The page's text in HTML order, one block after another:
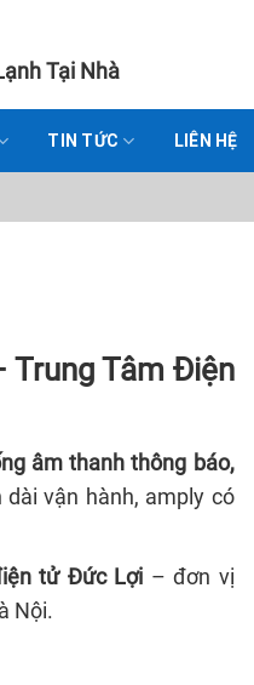
Tại Nhà
TIN TỨC LIÊN HỆ
Trung Tâm Điện
âm thanh thông báo,
dài vận hành, amply có
tử Đức Lợi – đơn vị
Nội.